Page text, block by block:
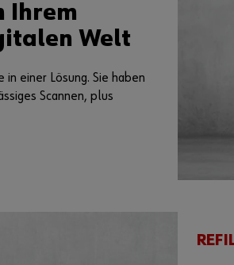
Ihrem
Welt
einer Lösung. Sie haben
Scannen, plus